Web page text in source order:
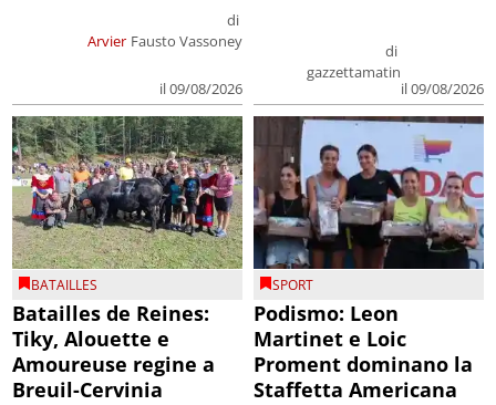
Arvier
di
Fausto Vassoney
il 09/08/2026
di
gazzettamatin
il 09/08/2026
BATAILLES
Batailles de Reines:
Tiky, Alouette e
Amoureuse regine a
Breuil-Cervinia
SPORT
Podismo: Leon
Martinet e Loic
Proment dominano la
Staffetta Americana